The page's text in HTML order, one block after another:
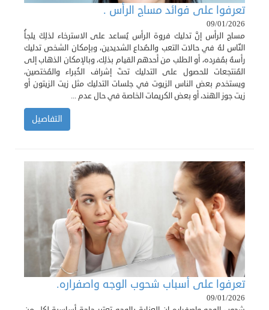
تعرفوا على فوائد مساج الرأس .
09/01/2026
مساج الرأس إنَّ تدليك فروة الرأس يُساعد على الاسترخاء لذلِكَ يلجأُ
النّاس لهُ في حالات التعب والصُداع الشديدين، وبإمكان الشخص تدليك
رأسهُ بمُفرده، أو الطلب من أحدهم القيام بذلِك، وبالإمكان الذهاب إلى
المُنتجعات للحصول على التدليك تحتَ إشراف الخُبراء والمُختصين،
ويستخدم بعض الناس الزيوت في جلسات التدليك مثل زيت الزيتون أو
زيت جوز الهند، أو بعض الكريمات الخاصة في حال عدم ...
التفاصيل
تعرفوا على أسباب شحوب الوجه واصفراره.
09/01/2026